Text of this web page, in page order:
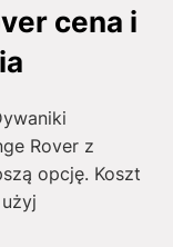
cena i
Rover z
opcję. Koszt